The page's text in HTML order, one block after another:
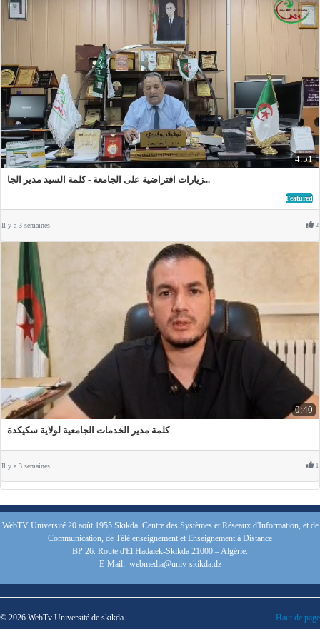
4:51
زيارات افتراضية على الجامعة - كلمة السيد مدير الجا...
Featured
Il y a 3 semaines 2
0:40
كلمة مدير الخدمات الجامعية لولاية سكيكدة
Il y a 3 semaines 1
WebTV Université 20 août 1955 Skikda. Centre des Systèmes et Réseaux d'Information, et de
Communication, de Télé enseignement et Enseignement à Distance
BP 26. Route d'El Hadaiek-Skikda 21000 – Algérie.
E-Mail: webmedia@univ-skikda.dz
Haut de page
© 2026 WebTv Université de skikda